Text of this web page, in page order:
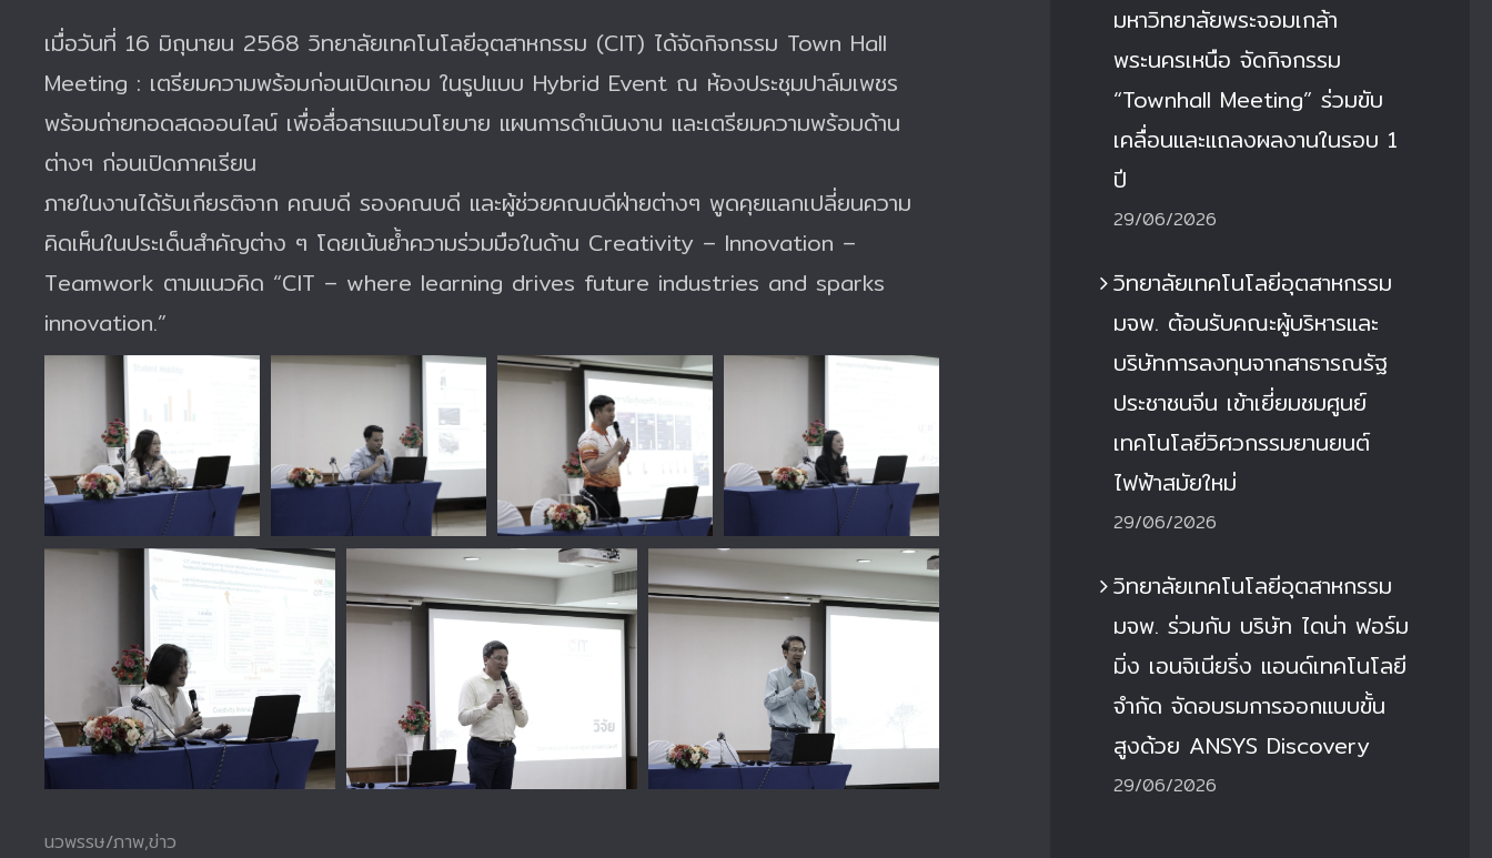
เมื่อวันที่ 16 มิถุนายน 2568 วิทยาลัยเทคโนโลยีอุตสาหกรรม (CIT) ได้จัดกิจกรรม Town Hall
Meeting : เตรียมความพร้อมก่อนเปิดเทอม ในรูปแบบ Hybrid Event ณ ห้องประชุมปาล์มเพชร
พร้อมถ่ายทอดสดออนไลน์ เพื่อสื่อสารแนวนโยบาย แผนการดำเนินงาน และเตรียมความพร้อมด้าน
ต่างๆ ก่อนเปิดภาคเรียน
ภายในงานได้รับเกียรติจาก คณบดี รองคณบดี และผู้ช่วยคณบดีฝ่ายต่างๆ พูดคุยแลกเปลี่ยนความ
คิดเห็นในประเด็นสำคัญต่าง ๆ โดยเน้นย้ำความร่วมมือในด้าน Creativity – Innovation –
Teamwork ตามแนวคิด “CIT – where learning drives future industries and sparks
innovation.”
นวพรรษ/ภาพ,ข่าว
มหาวิทยาลัยพระจอมเกล้า
พระนครเหนือ จัดกิจกรรม
“Townhall Meeting” ร่วมขับ
เคลื่อนและแถลงผลงานในรอบ 1
ปี
29/06/2026
วิทยาลัยเทคโนโลยีอุตสาหกรรม
มจพ. ต้อนรับคณะผู้บริหารและ
บริษัทการลงทุนจากสาธารณรัฐ
ประชาชนจีน เข้าเยี่ยมชมศูนย์
เทคโนโลยีวิศวกรรมยานยนต์
ไฟฟ้าสมัยใหม่
29/06/2026
วิทยาลัยเทคโนโลยีอุตสาหกรรม
มจพ. ร่วมกับ บริษัท ไดน่า ฟอร์ม
มิ่ง เอนจิเนียริ่ง แอนด์เทคโนโลยี
จำกัด จัดอบรมการออกแบบขั้น
สูงด้วย ANSYS Discovery
29/06/2026